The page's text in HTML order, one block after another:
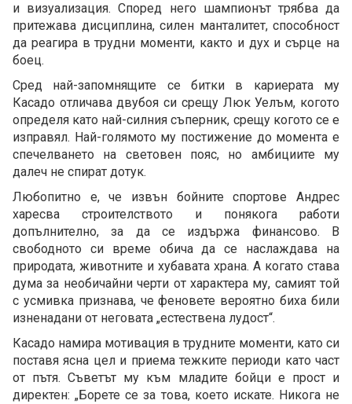
и визуализация. Според него шампионът трябва да
притежава дисциплина, силен манталитет, способност
да реагира в трудни моменти, както и дух и сърце на
боец.
Сред най-запомнящите се битки в кариерата му
Касадо отличава двубоя си срещу Люк Уелъм, когото
определя като най-силния съперник, срещу когото се е
изправял. Най-голямото му постижение до момента е
спечелването на световен пояс, но амбициите му
далеч не спират дотук.
Любопитно е, че извън бойните спортове Андрес
харесва строителството и понякога работи
допълнително, за да се издържа финансово. В
свободното си време обича да се наслаждава на
природата, животните и хубавата храна. А когато става
дума за необичайни черти от характера му, самият той
с усмивка признава, че феновете вероятно биха били
изненадани от неговата „естествена лудост“.
Касадо намира мотивация в трудните моменти, като си
поставя ясна цел и приема тежките периоди като част
от пътя. Съветът му към младите бойци е прост и
директен: „Борете се за това, което искате. Никога не